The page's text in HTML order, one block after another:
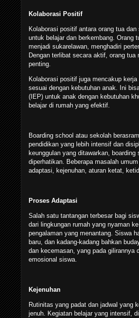
Kolaborasi Positif
Kolaborasi positif antara orang tua
untuk belajar dan berkembang. Orang
menjadi sukarelawan, menghadiri
Dengan terlibat secara aktif, orang
penting.
Kolaborasi positif juga mencakup
sesuai dengan kebutuhan anak. Ini
(IEP) untuk anak dengan kebutuhan
belajar di rumah yang efektif.
Boarding school atau sekolah
pendidikan yang lebih intensif dan
keunggulan yang ditawarkan,
diperhatikan. Beberapa masalah
adaptasi, kejenuhan, aturan ketat,
Proses Adaptasi
Salah satu tantangan terbesar bagi
dari lingkungan rumah yang nyaman
pengalaman yang menantang. Siswa
baru, dan kadang-kadang bahkan
dan kecemasan, yang pada gilirannya
emosional siswa.
Kejenuhan
Rutinitas yang padat dan jadwal yang
jenuh. Kegiatan belajar yang intensif,